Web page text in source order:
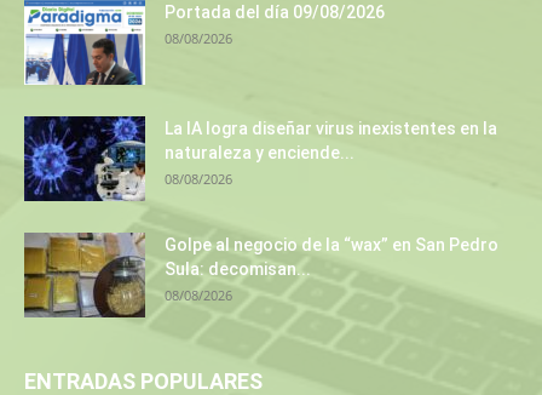
Portada del día 09/08/2026
08/08/2026
La IA logra diseñar virus inexistentes en la
naturaleza y enciende...
08/08/2026
Golpe al negocio de la “wax” en San Pedro
Sula: decomisan...
08/08/2026
ENTRADAS POPULARES